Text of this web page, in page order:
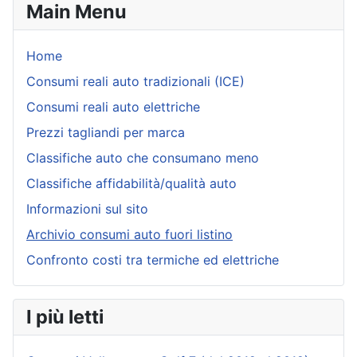
Main Menu
Home
Consumi reali auto tradizionali (ICE)
Consumi reali auto elettriche
Prezzi tagliandi per marca
Classifiche auto che consumano meno
Classifiche affidabilità/qualità auto
Informazioni sul sito
Archivio consumi auto fuori listino
Confronto costi tra termiche ed elettriche
I più letti